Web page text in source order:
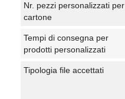
Nr. pezzi personalizzati per
cartone
Tempi di consegna per
prodotti personalizzati
Tipologia file accettati